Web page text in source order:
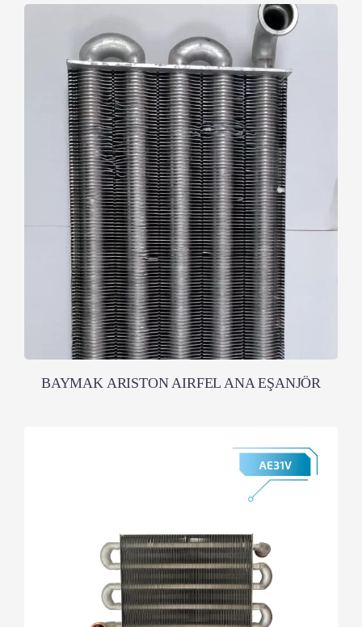
BAYMAK ARISTON AIRFEL ANA EŞANJÖR